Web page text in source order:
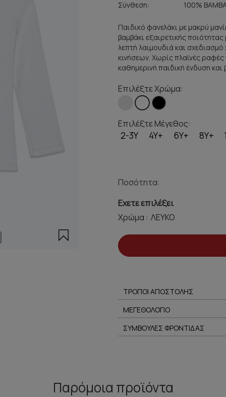
Σύνθεση:
100%
Παιδικό φανελάκι με μακρύ
βαμβάκι εξαιρετικής
λεπτή λαιμουδιά και
κινήσεων. Χωρίς πλαϊνές
καθημερινή παιδική ένδυση
Επιλέξτε Χρώμα:
Επιλέξτε Μέγεθος:
2-3Y 4Y+ 6Y+ 8Y+
Ποσότητα:
Εχετε επιλέξει
Χρώμα :
ΤΡΟΠΟΙ ΑΠΟΣΤΟΛΗΣ
ΜΕΓΕΘΟΛΟΓΙΟ
ΣΥΜΒΟΥΛΕΣ ΦΡΟΝΤΙΔΑΣ
Παρόμοια προϊόντα